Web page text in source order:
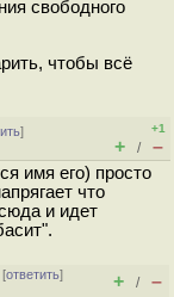
свободного
чтобы всё
]
+1
+ / –
имя его) просто
что
и идет
[ответить]
+ / –